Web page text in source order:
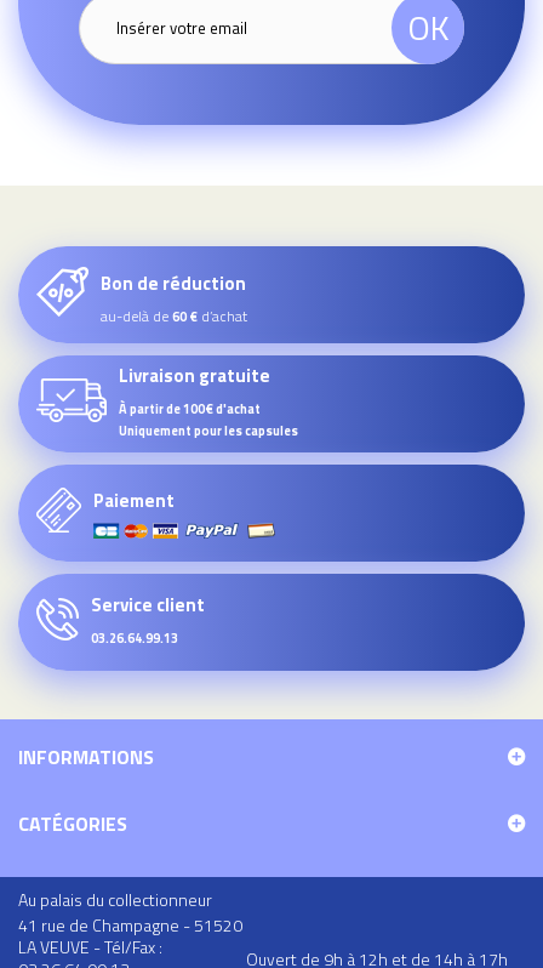
OK
Bon de réduction
au-delà de60 € d’achat
Livraison gratuite
À partir de 100€ d'achat
Uniquement pour les capsules
Paiement
Service client
03.26.64.99.13
INFORMATIONS
CATÉGORIES
Au palais du collectionneur
41 rue de Champagne - 51520
LA VEUVE - Tél/Fax :
Ouvert de 9h à 12h et de 14h à 17h